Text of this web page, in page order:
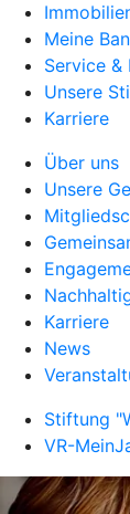
Meine
Service
Unsere
Karriere
Über uns
Unsere
Karriere
News
Stiftung
VR-